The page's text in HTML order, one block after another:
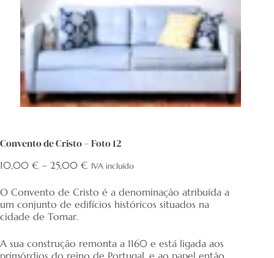
Convento de Cristo – Foto 12
10,00 € – 25,00 € Price
10,00 €
through
IVA incluído
O Convento de Cristo é a denominação atribuída a
um conjunto de edifícios históricos situados na
cidade de Tomar.
A sua construção remonta a 1160 e está ligada aos
primórdios do reino de Portugal, e ao papel então